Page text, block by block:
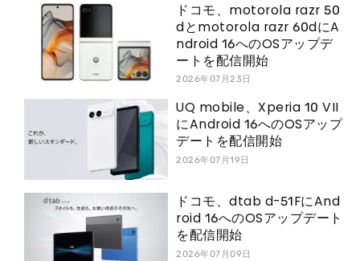
ドコモ、motorola razr 50
dとmotorola razr 60dにA
ndroid 16へのOSアップデ
ートを配信開始
2026年07月23日
UQ mobile、Xperia 10 VII
にAndroid 16へのOSアップ
デートを配信開始
2026年07月19日
ドコモ、dtab d-51FにAnd
roid 16へのOSアップデート
を配信開始
2026年07月09日